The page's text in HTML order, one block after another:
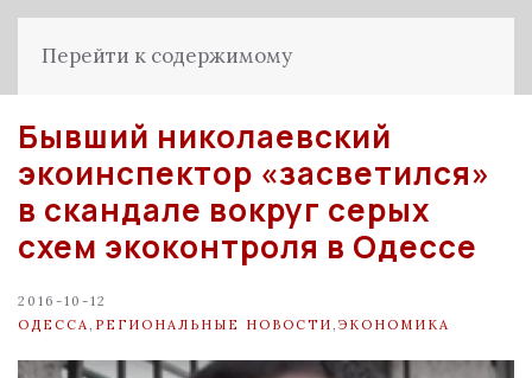
Перейти к содержимому
Бывший николаевский
экоинспектор «засветился»
в скандале вокруг серых
схем экоконтроля в Одессе
2016-10-12
ОДЕССА
РЕГИОНАЛЬНЫЕ НОВОСТИ ЭКОНОМИКА